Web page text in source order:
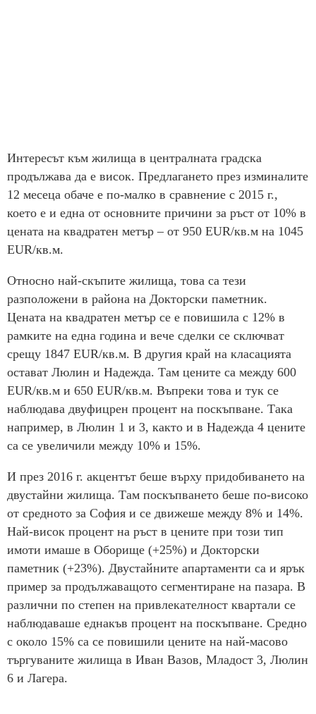
Интересът към жилища в централната градска
продължава да е висок. Предлагането през изминалите
12 месеца обаче е по-малко в сравнение с 2015 г.,
което е и една от основните причини за ръст от 10% в
цената на квадратен метър – от 950 EUR/кв.м на 1045
EUR/кв.м.
Относно най-скъпите жилища, това са тези
разположени в района на Докторски паметник.
Цената на квадратен метър се е повишила с 12% в
рамките на една година и вече сделки се сключват
срещу 1847 EUR/кв.м. В другия край на класацията
остават Люлин и Надежда. Там цените са между 600
EUR/кв.м и 650 EUR/кв.м. Въпреки това и тук се
наблюдава двуфицрен процент на поскъпване. Така
например, в Люлин 1 и 3, както и в Надежда 4 цените
са се увеличили между 10% и 15%.
И през 2016 г. акцентът беше върху придобиването на
двустайни жилища. Там поскъпването беше по-високо
от средното за София и се движеше между 8% и 14%.
Най-висок процент на ръст в цените при този тип
имоти имаше в Оборище (+25%) и Докторски
паметник (+23%). Двустайните апартаменти са и ярък
пример за продължаващото сегментиране на пазара. В
различни по степен на привлекателност квартали се
наблюдаваше еднакъв процент на поскъпване. Средно
с около 15% са се повишили цените на най-масово
търгуваните жилища в Иван Вазов, Младост 3, Люлин
6 и Лагера.